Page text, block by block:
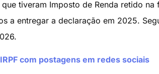
tiveram Imposto de Renda retido
a entregar a declaração em 2025.
com postagens em redes sociais